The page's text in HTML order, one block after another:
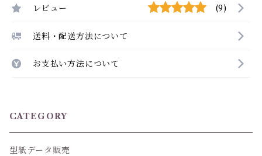
レビュー (9)
送料・配送方法について
お支払い方法について
CATEGORY
型紙データ販売